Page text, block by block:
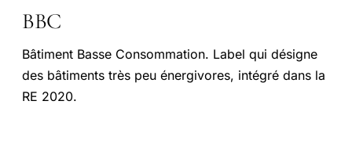
BBC
Bâtiment Basse Consommation. Label qui désigne
des bâtiments très peu énergivores, intégré dans la
RE 2020.